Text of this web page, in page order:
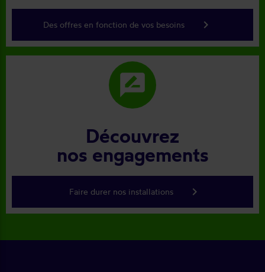
Des offres en fonction de vos besoins keyboard_arrow_right
rate_review
Découvrez
nos engagements
Faire durer nos installations keyboard_arrow_right